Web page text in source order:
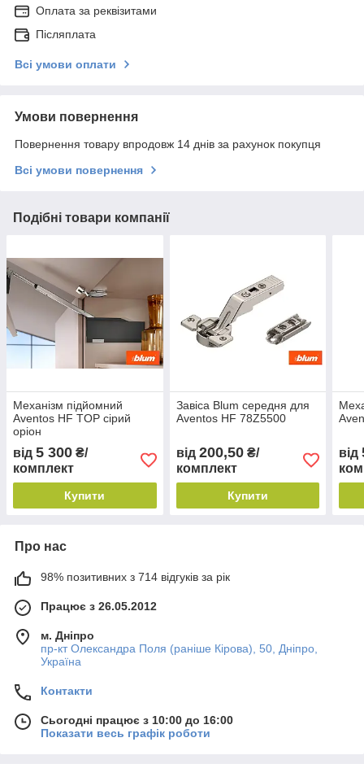
Оплата за реквізитами
Післяплата
Всі умови оплати
Умови повернення
Повернення товару впродовж 14 днів за рахунок покупця
Всі умови повернення
Подібні товари компанії
Механізм підйомний
Aventos HF TOP сірий
оріон
від 5 300 ₴/
комплект
Купити
Завіса Blum середня для
Aventos HF 78Z5500
від 200,50₴/
комплект
Купити
від
Про нас
98% позитивних з 714 відгуків за рік
Працює з 26.05.2012
м. Дніпро
пр-кт Олександра Поля (раніше Кірова), 50, Дніпро,
Україна
Контакти
Сьогодні працює з 10:00 до 16:00
Показати весь графік роботи